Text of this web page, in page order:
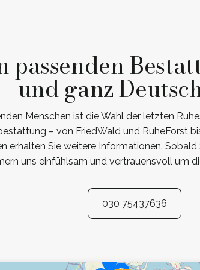
passenden
und ganz
Menschen ist die Wahl der letzten
– von FriedWald und RuheForst
erhalten Sie weitere Informationen.
uns einfühlsam und vertrauensvoll um
030 75437636